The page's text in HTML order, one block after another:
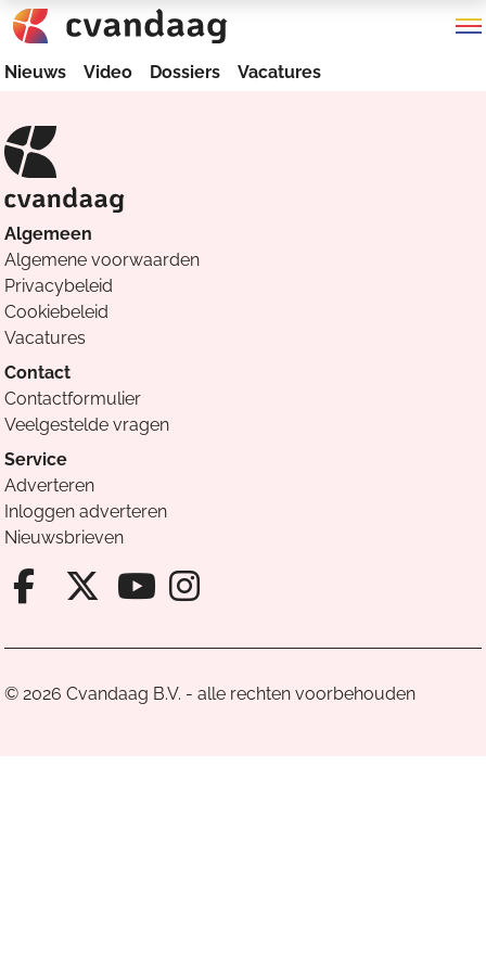
Nieuws Video Dossiers Vacatures
Algemeen
Algemene voorwaarden
Privacybeleid
Cookiebeleid
Vacatures
Contact
Contactformulier
Veelgestelde vragen
Service
Adverteren
Inloggen adverteren
Nieuwsbrieven
Facebook van Cvandaag
X van Cvandaag
Instagram van
© 2026 Cvandaag B.V. - alle rechten voorbehouden